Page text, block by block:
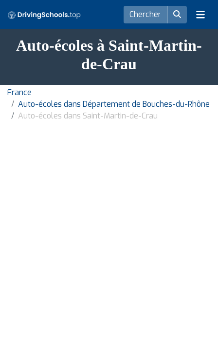
Auto-écoles à Saint-Martin-
de-Crau
France
Auto-écoles dans Département de Bouches-du-Rhône
Auto-écoles dans Saint-Martin-de-Crau